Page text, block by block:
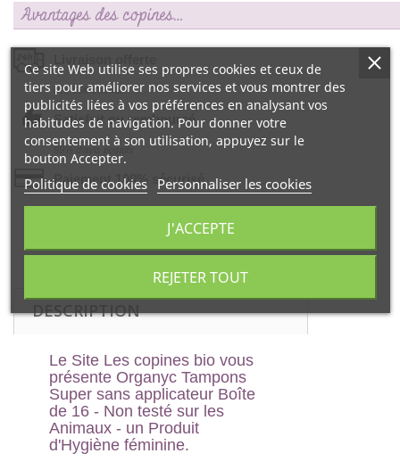
Avantages des copines…
dés 55€ d‘achat !
Satisfait ou remboursé
Paiement 100% sécurisé
par la Banque CIC
DESCRIPTION
Le Site Les copines bio vous
présente Organyc Tampons
Super sans applicateur Boîte
de 16 - Non testé sur les
Animaux - un Produit
d'Hygiène féminine.
Ce site Web utilise ses propres cookies et ceux de
tiers pour améliorer nos services et vous montrer des
publicités liées à vos préférences en analysant vos
habitudes de navigation. Pour donner votre
consentement à son utilisation, appuyez sur le
bouton Accepter.
Politique de cookies Personnaliser les cookies
REJETER TOUT
J'ACCEPTE